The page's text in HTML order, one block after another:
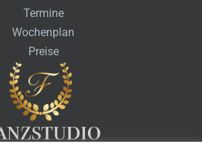
Termine
Wochenplan
Preise